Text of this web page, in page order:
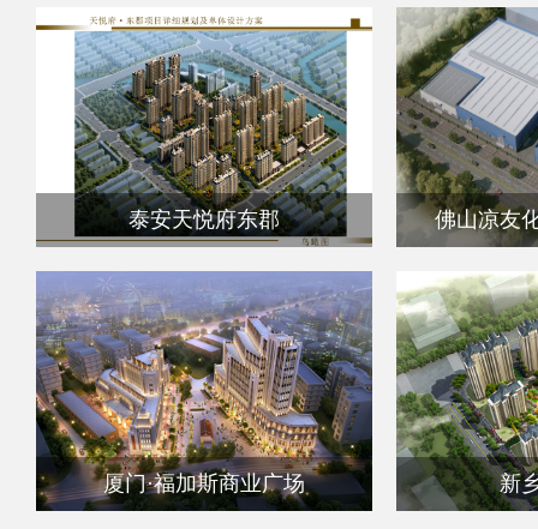
泰安天悦府东郡 佛山凉友
厦门·福加斯商业广场 新